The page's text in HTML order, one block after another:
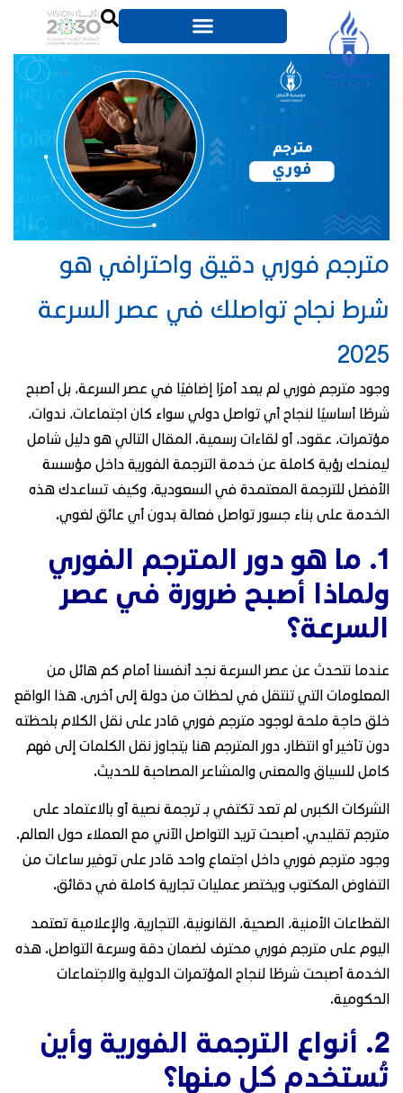
مترجم فوري دقيق واحترافي هو
شرط نجاح تواصلك في عصر السرعة
2025
وجود مترجم فوري لم يعد أمرًا إضافيًا في عصر السرعة، بل أصبح
شرطًا أساسيًا لنجاح أي تواصل دولي سواء كان اجتماعات، ندوات،
مؤتمرات، عقود، أو لقاءات رسمية. المقال التالي هو دليل شامل
ليمنحك رؤية كاملة عن خدمة الترجمة الفورية داخل مؤسسة
الأفضل للترجمة المعتمدة في السعودية، وكيف تساعدك هذه
الخدمة على بناء جسور تواصل فعالة بدون أي عائق لغوي.
1. ما هو دور المترجم الفوري
ولماذا أصبح ضرورة في عصر
السرعة؟
عندما نتحدث عن عصر السرعة نجد أنفسنا أمام كم هائل من
المعلومات التي تنتقل في لحظات من دولة إلى أخرى. هذا الواقع
خلق حاجة ملحة لوجود مترجم فوري قادر على نقل الكلام بلحظته
دون تأخير أو انتظار. دور المترجم هنا يتجاوز نقل الكلمات إلى فهم
كامل للسياق والمعنى والمشاعر المصاحبة للحديث.
الشركات الكبرى لم تعد تكتفي بـ ترجمة نصية أو بالاعتماد على
مترجم تقليدي. أصبحت تريد التواصل الآني مع العملاء حول العالم.
وجود مترجم فوري داخل اجتماع واحد قادر على توفير ساعات من
التفاوض المكتوب ويختصر عمليات تجارية كاملة في دقائق.
القطاعات الأمنية، الصحية، القانونية، التجارية، والإعلامية تعتمد
اليوم على مترجم فوري محترف لضمان دقة وسرعة التواصل. هذه
الخدمة أصبحت شرطًا لنجاح المؤتمرات الدولية والاجتماعات
الحكومية.
2. أنواع الترجمة الفورية وأين
تُستخدم كل منها؟